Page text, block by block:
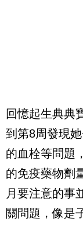
回憶起生典典
到第8周發現
的血栓等問題
的免疫藥物劑
月要注意的事
關問題，像是